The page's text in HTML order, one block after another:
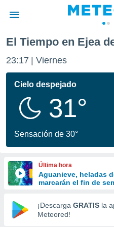
de
por
se
calidad.
a este
las
y
forma
digital
basada
El Tiempo en Ejea
23:17 Viernes
Cielo despejado
31°
Sensación de 30°
Última hora
Aguanieve, heladas
marcarán el fin de
¡Descarga GRATIS la
Meteored!